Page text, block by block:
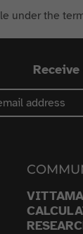
under the